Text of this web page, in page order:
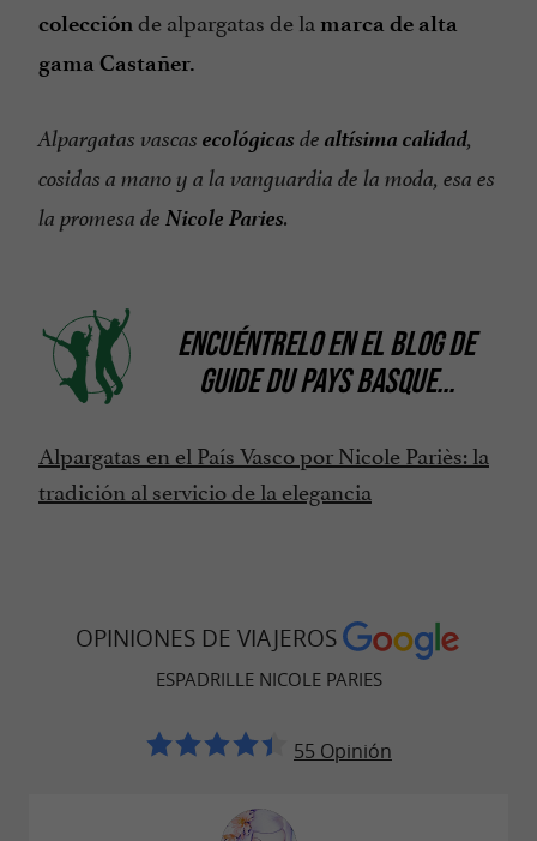
colecciónde alpargatas de la marca de alta
gama Castañer.
Alpargatas vascas ecológicas de altísima calidad,
cosidas a mano y a la vanguardia de la moda, esa es
la promesa de Nicole Paries.
ENCUÉNTRELO ENEL BLOG DE
GUIDE DU PAYS BASQUE...
Alpargatas en el País Vasco por Nicole Pariès: la
tradición al servicio de la elegancia
OPINIONES DE VIAJEROS
ESPADRILLE NICOLE PARIES
55 Opinión